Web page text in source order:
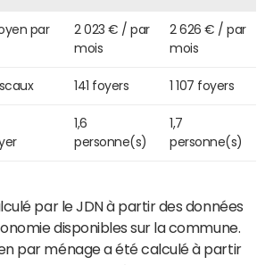
par
2 023 € / par
mois
2 626 € / par
mois
141 foyers 1 107 foyers
1,6
personne(s)
1,7
personne(s)
par le JDN à partir des données
disponibles sur la commune.
par ménage a été calculé à partir